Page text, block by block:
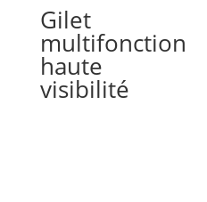
Gilet
multifonction
haute
visibilité